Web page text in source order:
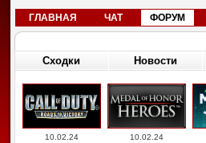
ГЛАВНАЯ ЧАТ ФОРУМ
Сходки Новости
29.03.26
19.02.26